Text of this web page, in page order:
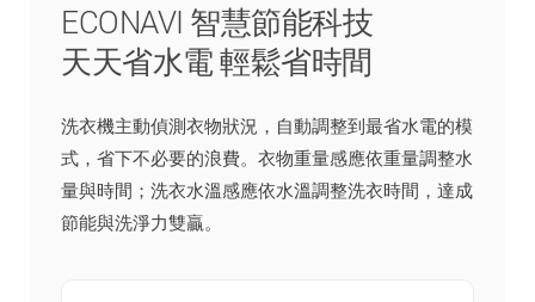
ECONAVI 智慧節能科技
天天省水電 輕鬆省時間
洗衣機主動偵測衣物狀況，自動調整到最省水電的模
式，省下不必要的浪費。衣物重量感應依重量調整水
量與時間；洗衣水溫感應依水溫調整洗衣時間，達成
節能與洗淨力雙贏。